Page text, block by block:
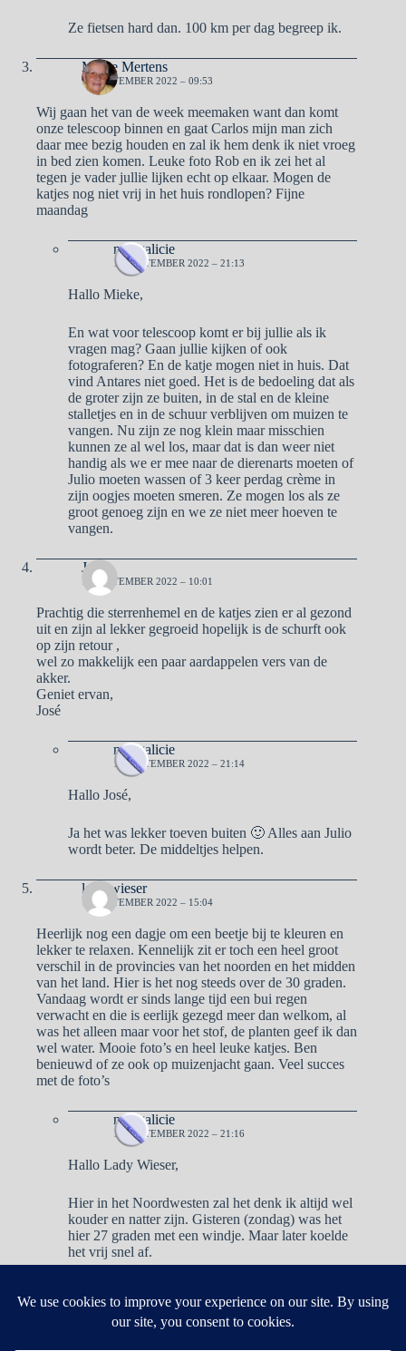
Ze fietsen hard dan. 100 km per dag begreep ik.
Mieke Mertens
12 SEPTEMBER 2022 – 09:53
Wij gaan het van de week meemaken want dan komt
onze telescoop binnen en gaat Carlos mijn man zich
daar mee bezig houden en zal ik hem denk ik niet vroeg
in bed zien komen. Leuke foto Rob en ik zei het al
tegen je vader jullie lijken echt op elkaar. Mogen de
katjes nog niet vrij in het huis rondlopen? Fijne
maandag
naargalicie
12 SEPTEMBER 2022 – 21:13
Hallo Mieke,
En wat voor telescoop komt er bij jullie als ik
vragen mag? Gaan jullie kijken of ook
fotograferen? En de katje mogen niet in huis. Dat
vind Antares niet goed. Het is de bedoeling dat als
de groter zijn ze buiten, in de stal en de kleine
stalletjes en in de schuur verblijven om muizen te
vangen. Nu zijn ze nog klein maar misschien
kunnen ze al wel los, maar dat is dan weer niet
handig als we er mee naar de dierenarts moeten of
Julio moeten wassen of 3 keer perdag crème in
zijn oogjes moeten smeren. Ze mogen los als ze
groot genoeg zijn en we ze niet meer hoeven te
vangen.
José
12 SEPTEMBER 2022 – 10:01
Prachtig die sterrenhemel en de katjes zien er al gezond
uit en zijn al lekker gegroeid hopelijk is de schurft ook
op zijn retour ,
wel zo makkelijk een paar aardappelen vers van de
akker.
Geniet ervan,
José
naargalicie
12 SEPTEMBER 2022 – 21:14
Hallo José,
Ja het was lekker toeven buiten 🙂 Alles aan Julio
wordt beter. De middeltjes helpen.
lady wieser
12 SEPTEMBER 2022 – 15:04
Heerlijk nog een dagje om een beetje bij te kleuren en
lekker te relaxen. Kennelijk zit er toch een heel groot
verschil in de provincies van het noorden en het midden
van het land. Hier is het nog steeds over de 30 graden.
Vandaag wordt er sinds lange tijd een bui regen
verwacht en die is eerlijk gezegd meer dan welkom, al
was het alleen maar voor het stof, de planten geef ik dan
wel water. Mooie foto’s en heel leuke katjes. Ben
benieuwd of ze ook op muizenjacht gaan. Veel succes
met de foto’s
naargalicie
12 SEPTEMBER 2022 – 21:16
Hallo Lady Wieser,
Hier in het Noordwesten zal het denk ik altijd wel
kouder en natter zijn. Gisteren (zondag) was het
hier 27 graden met een windje. Maar later koelde
het vrij snel af.
Reacties zijn gesloten.